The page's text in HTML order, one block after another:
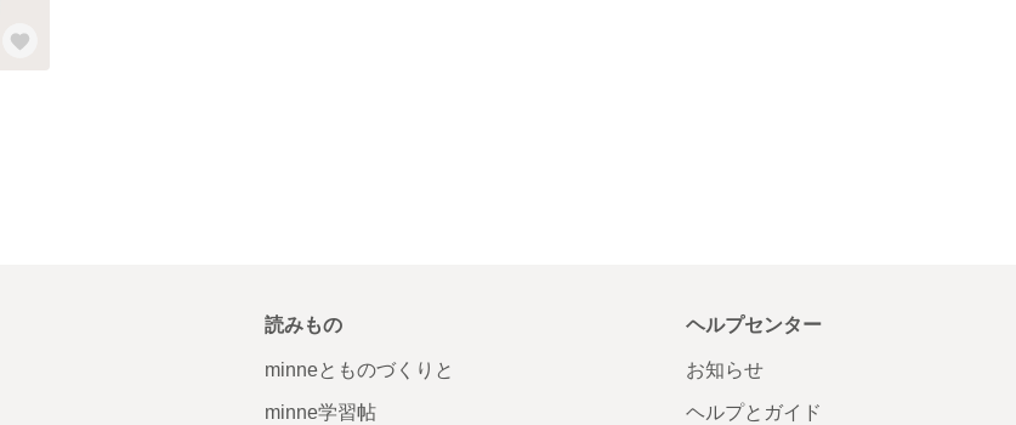
読みもの
minneとものづくりと
minne学習帖
ヘルプセンター
お知らせ
ヘルプとガイド